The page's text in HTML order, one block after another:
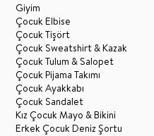
Giyim
Çocuk Elbise
Çocuk Tişört
Çocuk Sweatshirt & Kazak
Çocuk Tulum & Salopet
Çocuk Pijama Takımı
Çocuk Ayakkabı
Çocuk Sandalet
Kız Çocuk Mayo & Bikini
Erkek Çocuk Deniz Şortu